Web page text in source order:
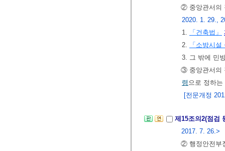
② 중앙관서의
2020. 1. 29.,
1.
「건축법」
2.
「소방시
3. 그 밖에 민
③ 중앙관서의
령 으로 정하
[전문개정
제15조의2(점검
2017. 7. 26.>
② 행정안전부